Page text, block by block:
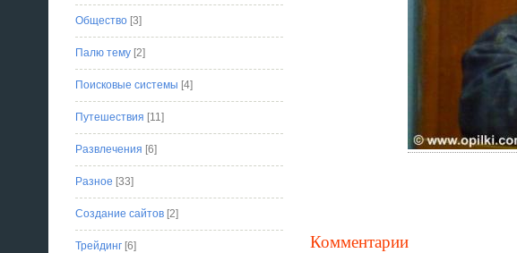
Комментарии
Общество[3]
Палю тему[2]
Поисковые системы [4]
Путешествия [11]
Развлечения [6]
Разное [33]
Создание сайтов[2]
Трейдинг[6]